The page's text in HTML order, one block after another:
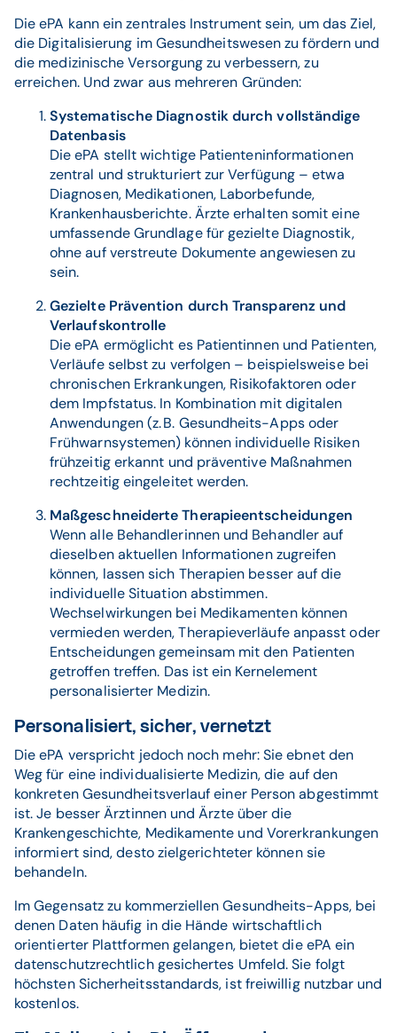
Die ePA kann ein zentrales Instrument sein, um das Ziel,
die Digitalisierung im Gesundheitswesen zu fördern und
die medizinische Versorgung zu verbessern, zu
erreichen. Und zwar aus mehreren Gründen:
Systematische Diagnostik durch vollständige
Datenbasis
Die ePA stellt wichtige Patienteninformationen
zentral und strukturiert zur Verfügung – etwa
Diagnosen, Medikationen, Laborbefunde,
Krankenhausberichte. Ärzte erhalten somit eine
umfassende Grundlage für gezielte Diagnostik,
ohne auf verstreute Dokumente angewiesen zu
sein.
Gezielte Prävention durch Transparenz und
Verlaufskontrolle
Die ePA ermöglicht es Patientinnen und Patienten,
Verläufe selbst zu verfolgen – beispielsweise bei
chronischen Erkrankungen, Risikofaktoren oder
dem Impfstatus. In Kombination mit digitalen
Anwendungen (z. B. Gesundheits-Apps oder
Frühwarnsystemen) können individuelle Risiken
frühzeitig erkannt und präventive Maßnahmen
rechtzeitig eingeleitet werden.
Maßgeschneiderte Therapieentscheidungen
Wenn alle Behandlerinnen und Behandler auf
dieselben aktuellen Informationen zugreifen
können, lassen sich Therapien besser auf die
individuelle Situation abstimmen.
Wechselwirkungen bei Medikamenten können
vermieden werden, Therapieverläufe anpasst oder
Entscheidungen gemeinsam mit den Patienten
getroffen treffen. Das ist ein Kernelement
personalisierter Medizin.
Personalisiert, sicher, vernetzt
Die ePA verspricht jedoch noch mehr: Sie ebnet den
Weg für eine individualisierte Medizin, die auf den
konkreten Gesundheitsverlauf einer Person abgestimmt
ist. Je besser Ärztinnen und Ärzte über die
Krankengeschichte, Medikamente und Vorerkrankungen
informiert sind, desto zielgerichteter können sie
behandeln.
Im Gegensatz zu kommerziellen Gesundheits-Apps, bei
denen Daten häufig in die Hände wirtschaftlich
orientierter Plattformen gelangen, bietet die ePA ein
datenschutzrechtlich gesichertes Umfeld. Sie folgt
höchsten Sicherheitsstandards, ist freiwillig nutzbar und
kostenlos.